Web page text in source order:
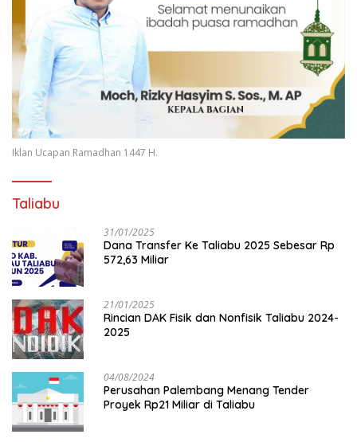
Iklan Ucapan Ramadhan 1447 H.
Taliabu
31/01/2025
Dana Transfer Ke Taliabu 2025 Sebesar Rp
572,63 Miliar
21/01/2025
Rincian DAK Fisik dan Nonfisik Taliabu 2024-
2025
04/08/2024
Perusahan Palembang Menang Tender
Proyek Rp21 Miliar di Taliabu